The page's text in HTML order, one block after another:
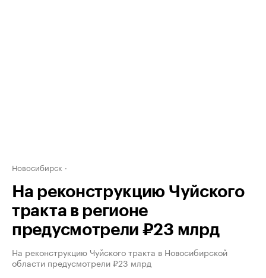
Новосибирск
На реконструкцию Чуйского
тракта в регионе
предусмотрели ₽23 млрд
На реконструкцию Чуйского тракта в Новосибирской
области предусмотрели ₽23 млрд